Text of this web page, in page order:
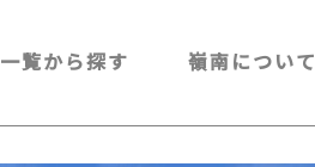
一覧から探す 嶺南について